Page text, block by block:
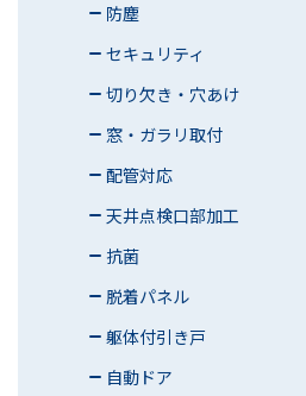
防塵
セキュリティ
切り欠き・穴あけ
窓・ガラリ取付
配管対応
天井点検口部加工
抗菌
脱着パネル
躯体付引き戸
自動ドア